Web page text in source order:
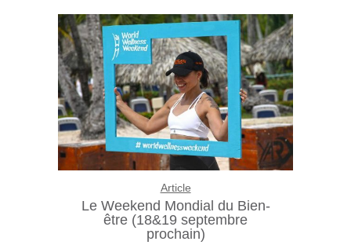
Article
Le Weekend Mondial du Bien-
être (18&19 septembre
prochain)